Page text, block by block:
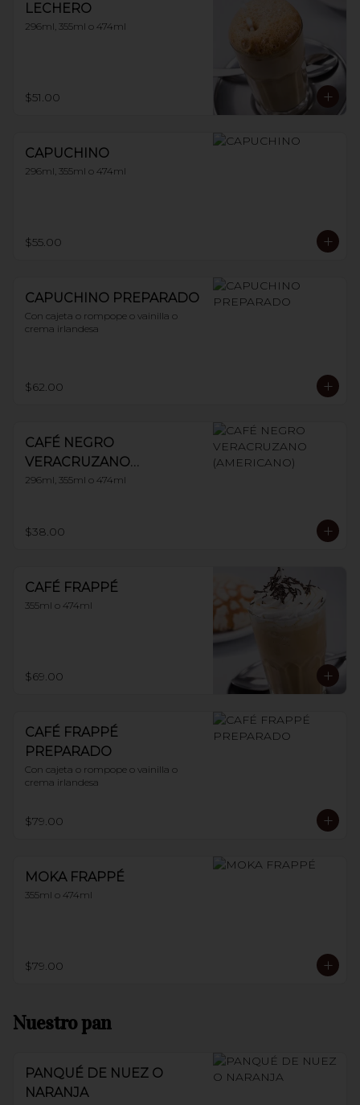
LECHERO
296ml, 355ml o 474ml
$51.00
CAPUCHINO
296ml, 355ml o 474ml
$55.00
CAPUCHINO PREPARADO
Con cajeta o rompope o vainilla o
crema irlandesa
$62.00
CAFÉ NEGRO
VERACRUZANO
(AMERICANO)
296ml, 355ml o 474ml
$38.00
CAFÉ FRAPPÉ
355ml o 474ml
$69.00
CAFÉ FRAPPÉ
PREPARADO
Con cajeta o rompope o vainilla o
crema irlandesa
$79.00
MOKA FRAPPÉ
355ml o 474ml
$79.00
Nuestro pan
PANQUÉ DE NUEZ O
NARANJA